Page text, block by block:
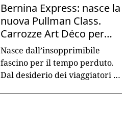
Bernina Express: nasce la
nuova Pullman Class.
Carrozze Art Déco per
viaggi di lusso
Nasce dall’insopprimibile
fascino per il tempo perduto.
Dal desiderio dei viaggiatori di